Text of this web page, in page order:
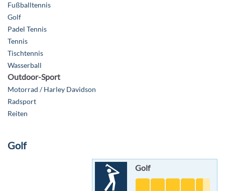
Fußballtennis
Golf
Padel Tennis
Tennis
Tischtennis
Wasserball
Outdoor-Sport
Motorrad / Harley Davidson
Radsport
Reiten
Golf
Golf